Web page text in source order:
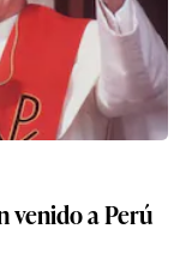
venido a Perú